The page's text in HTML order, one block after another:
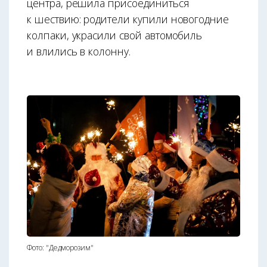
центра, решила присоединиться
к шествию: родители купили новогодние
колпаки, украсили свой автомобиль
и влились в колонну.
Фото: "Дедморозим"